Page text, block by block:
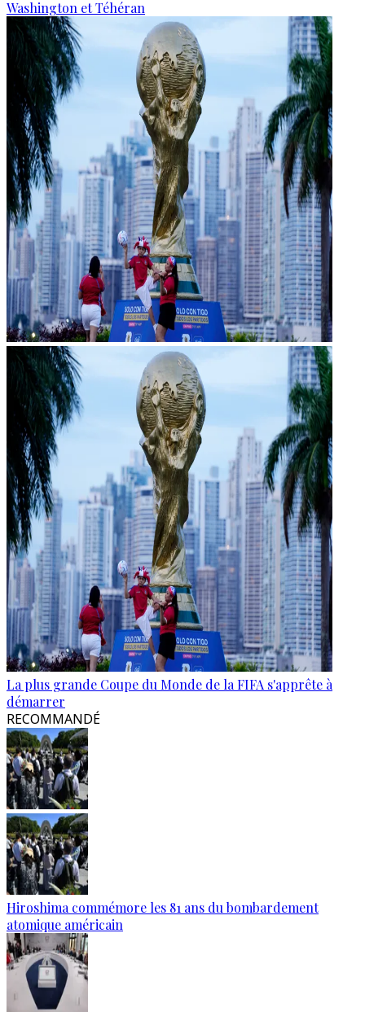
Washington et Téhéran
La plus grande Coupe du Monde de la FIFA s'apprête à
démarrer
RECOMMANDÉ
Hiroshima commémore les 81 ans du bombardement
atomique américain